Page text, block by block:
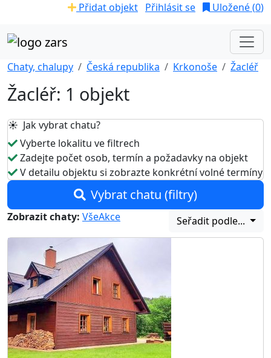
Přidat objekt Přihlásit se Uložené (0)
Chaty, chalupy Česká republika Krkonoše Žacléř
Žacléř: 1 objekt
☀️ Jak vybrat chatu?
Vyberte lokalitu ve filtrech
Zadejte počet osob, termín a požadavky na objekt
V detailu objektu si zobrazte konkrétní volné termíny
Vybrat chatu (filtry)
Zobrazit chaty: VšeAkce Seřadit podle...